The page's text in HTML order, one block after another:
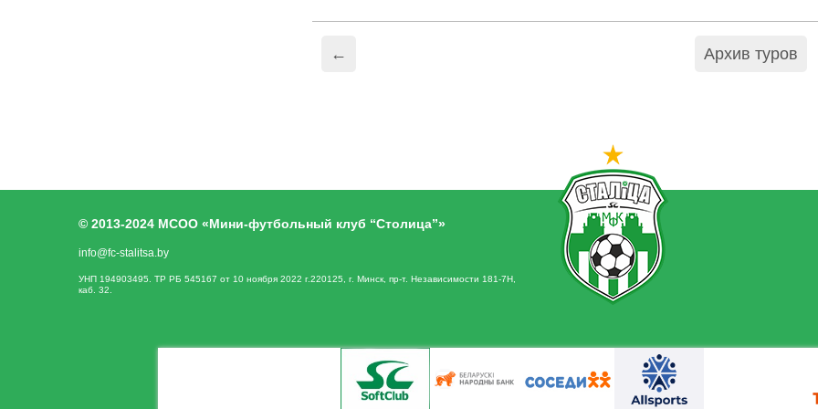
← Архив туров
© 2013-2024 МСОО «Мини-футбольный клуб “Столица”»
info@fc-stalitsa.by
УНП 194903495. ТР РБ 545167 от 10 ноября 2022 г.220125, г. Минск, пр-т. Независимости 181-7Н,
каб. 32.